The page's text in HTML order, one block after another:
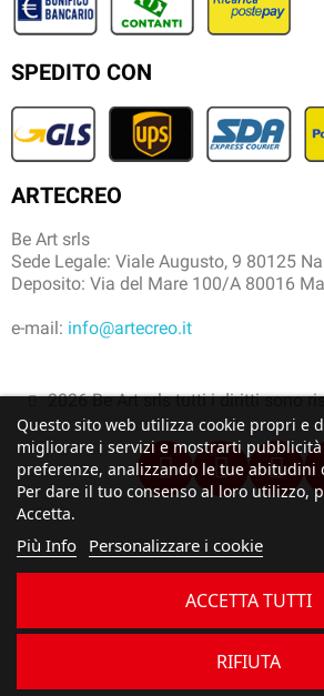
SPEDITO CON
ARTECREO
Be Art srls
Sede Legale: Viale Augusto, 9 80125
Deposito: Via del Mare 100/A 80016
e-mail: info@artecreo.it
2026 Be Art srls tutti i diritti sono
Questo sito web utilizza cookie propri e
migliorare i servizi e mostrarti
preferenze, analizzando le tue abitudini
Per dare il tuo consenso al loro utilizzo,
Accetta.
Più Info Personalizzare i cookie
RIFIUTA
ACCETTA TUTTI